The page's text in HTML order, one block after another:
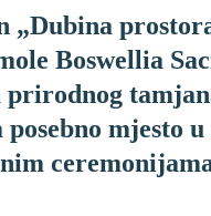
„Dubina
Boswellia
mjesto